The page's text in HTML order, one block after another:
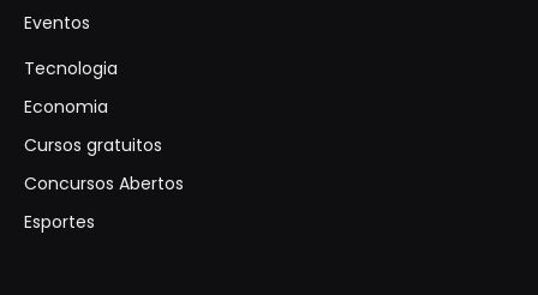
Eventos
Tecnologia
Economia
Cursos gratuitos
Concursos Abertos
Esportes